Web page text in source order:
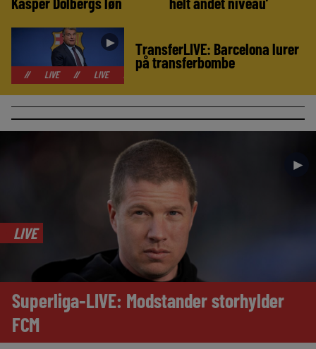
►
LIVE LIVE
TransferLIVE: Barcelona lurer
på transferbombe
►
LIVE
Superliga-LIVE: Modstander storhylder
FCM